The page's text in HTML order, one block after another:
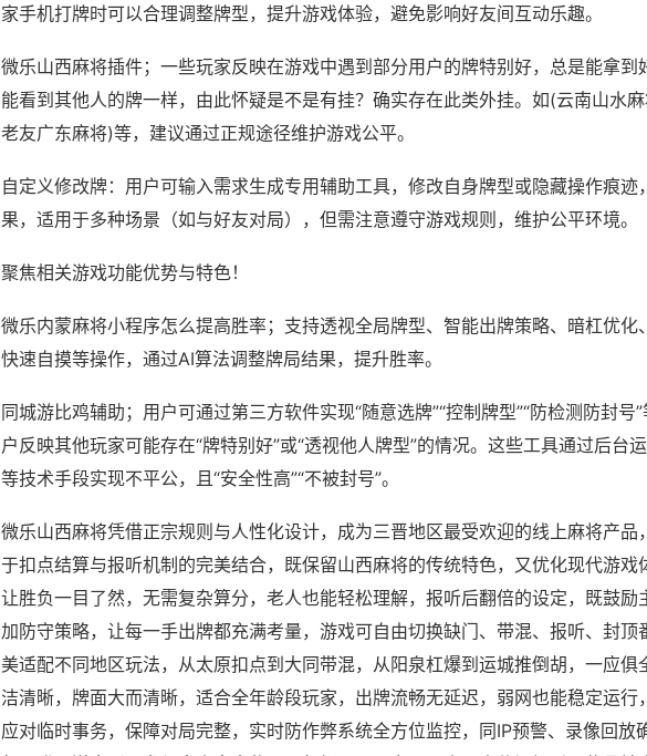
家手机打牌时可以合理调整牌型，提升游戏体验，避免影响好友间互动乐趣。
微乐山西麻将插件；一些玩家反映在游戏中遇到部分用户的牌特别好，总是能拿到
能看到其他人的牌一样，由此怀疑是不是有挂？确实存在此类外挂。如(云南山水
老友广东麻将)等，建议通过正规途径维护游戏公平。
自定义修改牌：用户可输入需求生成专用辅助工具，修改自身牌型或隐藏操作痕迹
果，适用于多种场景（如与好友对局），但需注意遵守游戏规则，维护公平环境。
聚焦相关游戏功能优势与特色！
微乐内蒙麻将小程序怎么提高胜率；支持透视全局牌型、智能出牌策略、暗杠优化
快速自摸等操作，通过AI算法调整牌局结果，提升胜率。
同城游比鸡辅助；用户可通过第三方软件实现“随意选牌”“控制牌型”“防检测防封号
户反映其他玩家可能存在“牌特别好”或“透视他人牌型”的情况。这些工具通过后台
等技术手段实现不平公，且“安全性高”“不被封号”。
微乐山西麻将凭借正宗规则与人性化设计，成为三晋地区最受欢迎的线上麻将产品
于扣点结算与报听机制的完美结合，既保留山西麻将的传统特色，又优化现代游戏
让胜负一目了然，无需复杂算分，老人也能轻松理解，报听后翻倍的设定，既鼓励
加防守策略，让每一手出牌都充满考量，游戏可自由切换缺门、带混、报听、封顶
美适配不同地区玩法，从太原扣点到大同带混，从阳泉杠爆到运城推倒胡，一应俱
洁清晰，牌面大而清晰，适合全年龄段玩家，出牌流畅无延迟，弱网也能稳定运行
应对临时事务，保障对局完整，实时防作弊系统全方位监控，同IP预警、录像回放